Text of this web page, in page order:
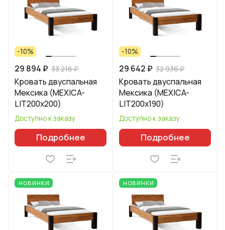
-10%
29 894 ₽ 33 216 ₽
Кровать двуспальная
Мексика (MEXICA-
LIT200х200)
Доступно к заказу
Подробнее
-10%
29 642 ₽ 32 936 ₽
Кровать двуспальная
Мексика (MEXICA-
LIT200х190)
Доступно к заказу
Подробнее
НОВИНКИ НОВИНКИ